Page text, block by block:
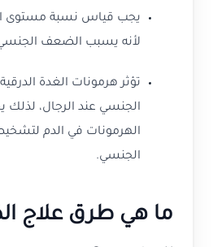
يجب قياس نسبة مستوى
لأنه يسبب الضعف الجنسي.
تؤثر هرمونات الغدة
الجنسي عند الرجال، لذلك
الهرمونات في الدم
الجنسي.
ما هي طرق علاج